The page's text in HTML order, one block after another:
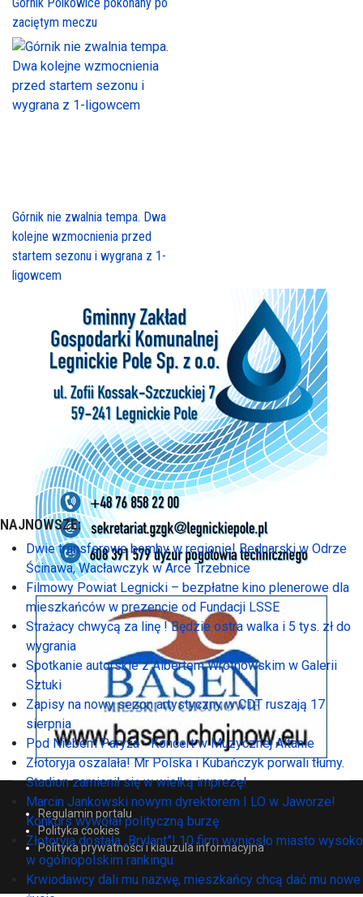
zaciętym meczu
Górnik nie zwalnia tempa. Dwa
kolejne wzmocnienia przed
startem sezonu i wygrana z 1-
ligowcem
Regulamin portalu
Polityka cookies
Polityka prywatności i klauzula informacyjna
NAJNOWSZE:
Dwie transferowe bomby w regionie! Bednarski w Odrze
Ścinawa, Wacławczyk w Arce Trzebnice
Filmowy Powiat Legnicki – bezpłatne kino plenerowe dla
mieszkańców w prezencie od Fundacji LSSE
Strażacy chwycą za linę ! Będzie ostra walka i 5 tys. zł do
wygrania
Spotkanie autorskie z Albertem Wrotnowskim w Galerii
Sztuki
Zapisy na nowy sezon artystyczny w CDT ruszają 17
sierpnia
Pod Niebem Paryża - Koncert w Muzycznej Altanie
Złotoryja oszalała! Mr Polska i Kubańczyk porwali tłumy.
Stadion zamienił się w wielką imprezę!
Marcin Jankowski nowym dyrektorem I LO w Jaworze!
Konkurs wywołał polityczną burzę
Złotoryja dostała „Brylant”! 10 firm wyniosło miasto wysoko
w ogólnopolskim rankingu
Krwiodawcy dali mu nazwę, mieszkańcy chcą dać mu nowe